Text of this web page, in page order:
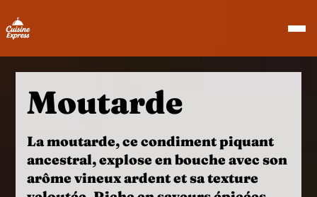
Moutarde
La moutarde, cecondiment piquant
ancestral, explose en bouche avec son
arôme vineux ardent et sa texture